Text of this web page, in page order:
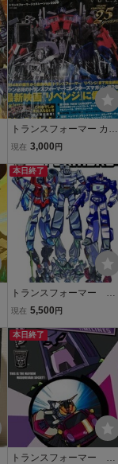
スプライム 非売品
トランスフォーマー カタ
ログ ステッカー等
現在 3,000 円
本日終了
トランスフォーマー ア
メコミ TFCC TCC TRAN
#8 TERMINATION BotCo
n2013 コレクターズクラ
ブ ボットコン
現在 5,500 円
本日終了
トランスフォーマー ア